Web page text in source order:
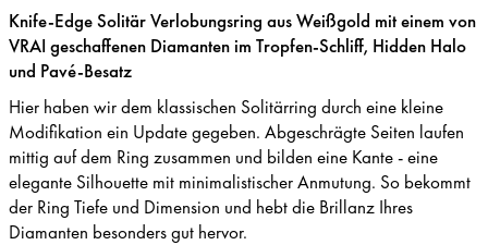
Knife-Edge Solitär Verlobungsring aus Weißgold mit einem von
VRAI geschaffenen Diamanten im Tropfen-Schliff, Hidden Halo
und Pavé-Besatz
Hier haben wir dem klassischen Solitärring durch eine kleine
Modifikation ein Update gegeben. Abgeschrägte Seiten laufen
mittig auf dem Ring zusammen und bilden eine Kante - eine
elegante Silhouette mit minimalistischer Anmutung. So bekommt
der Ring Tiefe und Dimension und hebt die Brillanz Ihres
Diamanten besonders gut hervor.